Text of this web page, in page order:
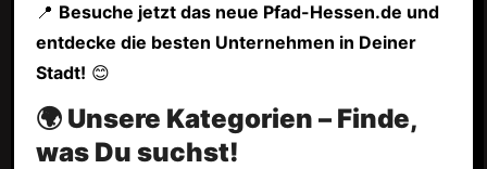
📍 Besuche jetzt das neue Pfad-Hessen.de und
entdecke die besten Unternehmen in Deiner
Stadt! 😊
🌍 Unsere Kategorien – Finde,
was Du suchst!